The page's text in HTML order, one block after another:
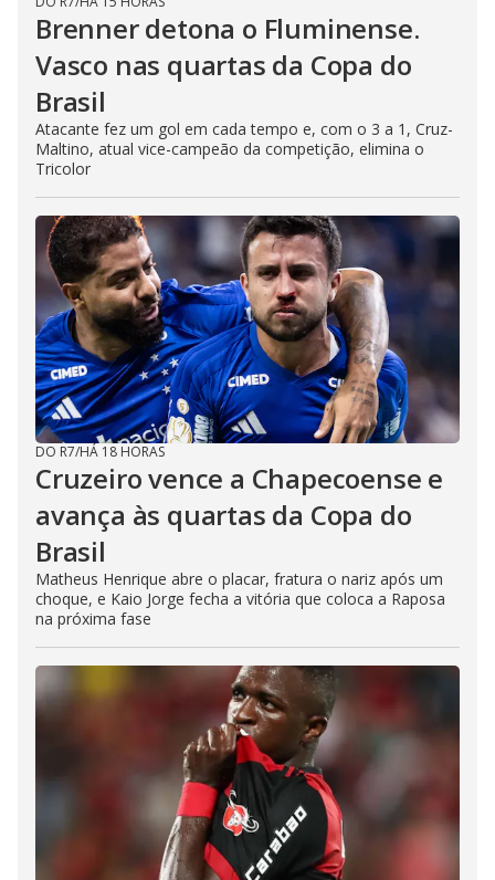
Brenner detona o Fluminense.
Vasco nas quartas da Copa do
Brasil
Atacante fez um gol em cada tempo e, com o 3 a 1, Cruz-
Maltino, atual vice-campeão da competição, elimina o
Tricolor
DO R7/HÁ 18 HORAS
Cruzeiro vence a Chapecoense e
avança às quartas da Copa do
Brasil
Matheus Henrique abre o placar, fratura o nariz após um
choque, e Kaio Jorge fecha a vitória que coloca a Raposa
na próxima fase